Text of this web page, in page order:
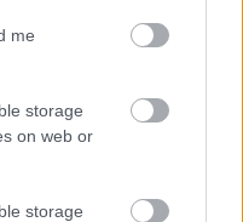
me
storage
on web or
storage
σχέδιο του
2018-2022